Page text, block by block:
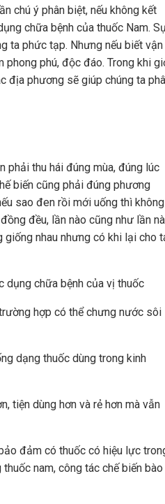
chú ý phân biệt, nếu không kết
chữa bệnh của thuốc Nam.
ta phức tạp. Nhưng nếu biết vận
phong phú, độc đáo. Trong khi
địa phương sẽ giúp chúng ta
phải thu hái đúng mùa, đúng lúc
biến cũng phải đúng phương
sao đen rồi mới uống thì không
đều, lần nào cũng như lần
nhau nhưng có khi lại cho
dụng chữa bệnh của vị thuốc
hợp có thể chưng nước sôi
dạng thuốc dùng trong kinh
tiện dùng hơn và rẻ hơn mà vẫn
đảm có thuốc có hiệu lực
nam, công tác chế biến bào